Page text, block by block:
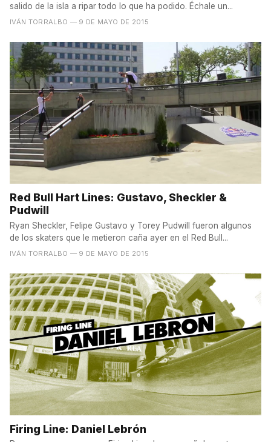
salido de la isla a ripar todo lo que ha podido. Échale un...
IVÁN TORRALBO — 9 DE MAYO DE 2015
Red Bull Hart Lines: Gustavo, Sheckler &
Pudwill
Ryan Sheckler, Felipe Gustavo y Torey Pudwill fueron algunos
de los skaters que le metieron caña ayer en el Red Bull...
IVÁN TORRALBO — 9 DE MAYO DE 2015
Firing Line: Daniel Lebrón